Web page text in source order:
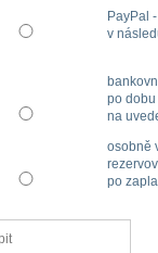
PayPal
v
po
na
osobně
po